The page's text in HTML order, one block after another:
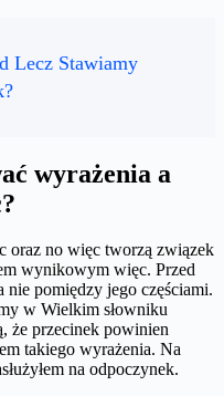
Lecz Stawiamy
wyrażenia a
oraz no więc tworzą związek
wynikowym więc. Przed
nie pomiędzy jego częściami.
w Wielkim słowniku
że przecinek powinien
takiego wyrażenia. Na
na odpoczynek.